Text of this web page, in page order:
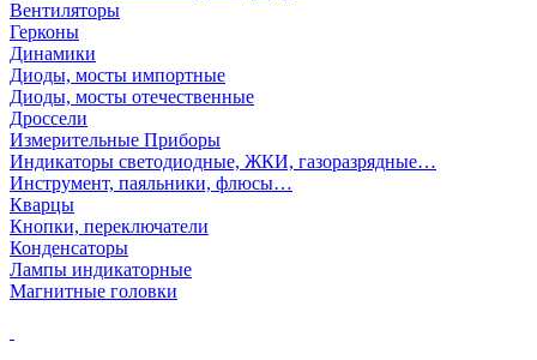
Вентиляторы
Герконы
Динамики
Диоды, мосты импортные
Диоды, мосты отечественные
Дроссели
Измерительные Приборы
Индикаторы светодиодные, ЖКИ, газоразрядные…
Инструмент, паяльники, флюсы…
Кварцы
Кнопки, переключатели
Конденсаторы
Лампы индикаторные
Магнитные головки